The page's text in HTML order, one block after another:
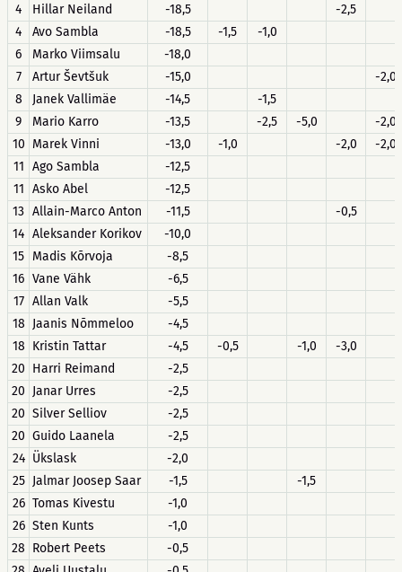
4
Hillar Neiland -18,5
-2,5
4
Avo Sambla -18,5 -1,5
-1,0
6
Marko Viimsalu
-18,0
7
Artur Ševtšuk -15,0
-2,0
8
Janek Vallimäe -14,5
-1,5
9
Mario Karro -13,5 -2,5 -5,0
-2,0
10 Marek Vinni -13,0 -1,0 -2,0
-2,0
11 Ago Sambla
-12,5
11 Asko Abel
-12,5
13 Allain-Marco Anton -11,5
-0,5
14 Aleksander Korikov
-10,0
15 Madis Kõrvoja
-8,5
16 Vane Vähk
-6,5
17 Allan Valk
-5,5
18 Jaanis Nõmmeloo
-4,5
18 Kristin Tattar -4,5 -0,5 -1,0
-3,0
20 Harri Reimand
-2,5
20 Janar Urres
-2,5
20 Silver Selliov
-2,5
20 Guido Laanela
-2,5
24 Ükslask
-2,0
25 Jalmar Joosep Saar -1,5
-1,5
26 Tomas Kivestu
-1,0
26 Sten Kunts
-1,0
28 Robert Peets
-0,5